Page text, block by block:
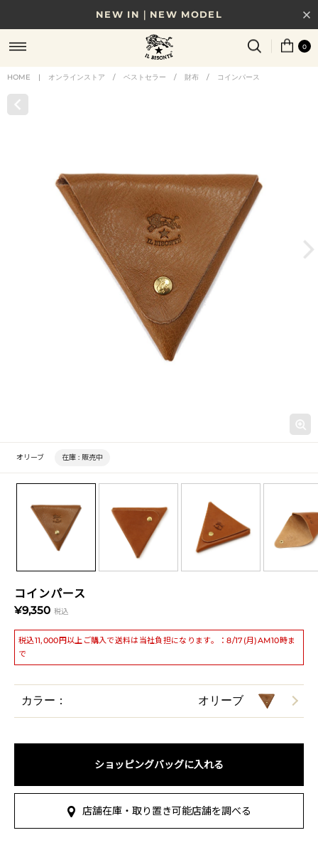
NEW IN｜NEW MODEL
8/17(月)10時まで｜税込11,000円以上で送料無料
贈る相手やシーンから選べる、新しいギフトガイド
0
HOME | オンラインストア / ベストセラー / 財布 / コインパース
コインパース
¥9,350 税込
税込11,000円以上ご購入で送料は当社負担になります。：8/17(月)AM10時ま
で
オリーブ 在庫 : 販売中
カラー： オリーブ
ショッピングバッグに入れる
店舗在庫・取り置き可能店舗を調べる